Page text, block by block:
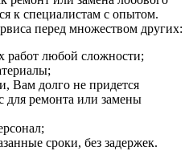
к специалистам с опытом.
перед множеством других:
работ любой сложности;
Вам долго не придется
для ремонта или замены
сроки, без задержек.